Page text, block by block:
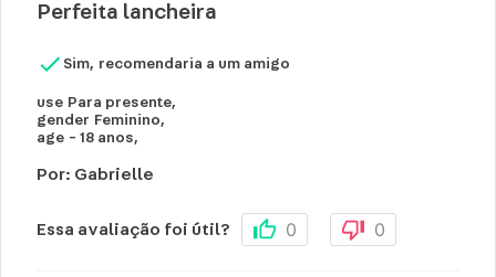
Perfeita lancheira
Sim, recomendaria a um amigo
use Para presente,
gender Feminino,
age - 18 anos,
Por: Gabrielle
Essa avaliação foi útil? 0 0